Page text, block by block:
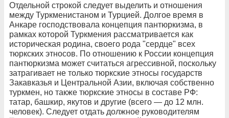
Отдельной строкой следует выделить и отношения
между Туркменистаном и Турцией. Долгое время в
Анкаре господствовала концепция пантюркизма, в
рамках которой Туркмения рассматривается как
историческая родина, своего рода "сердце" всех
тюркских этносов. По отношению к России концепция
пантюркизма может считаться агрессивной, поскольку
затрагивает не только тюркские этносы государств
Закавказья и Центральной Азии, включая собственно
туркмен, но также тюркские этносы в составе РФ:
татар, башкир, якутов и другие (всего — до 12 млн.
человек). Следует отдать должное руководителям